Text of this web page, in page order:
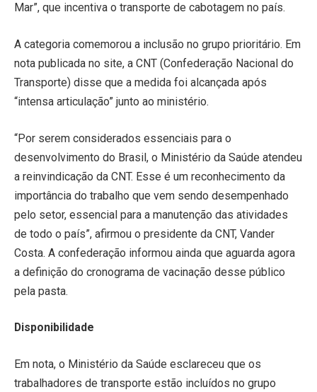
Mar”, que incentiva o transporte de cabotagem no país.
A categoria comemorou a inclusão no grupo prioritário. Em
nota publicada no site, a CNT (Confederação Nacional do
Transporte) disse que a medida foi alcançada após
“intensa articulação” junto ao ministério.
“Por serem considerados essenciais para o
desenvolvimento do Brasil, o Ministério da Saúde atendeu
a reinvindicação da CNT. Esse é um reconhecimento da
importância do trabalho que vem sendo desempenhado
pelo setor, essencial para a manutenção das atividades
de todo o país”, afirmou o presidente da CNT, Vander
Costa. A confederação informou ainda que aguarda agora
a definição do cronograma de vacinação desse público
pela pasta.
Disponibilidade
Em nota, o Ministério da Saúde esclareceu que os
trabalhadores de transporte estão incluídos no grupo